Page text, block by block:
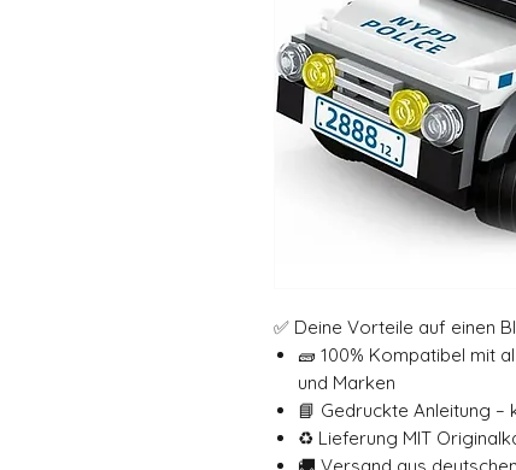
✅ Deine Vorteile auf einen
🧱 100% Kompatibel mit
und Marken
📘 Gedruckte Anleitung –
♻️ Lieferung MIT